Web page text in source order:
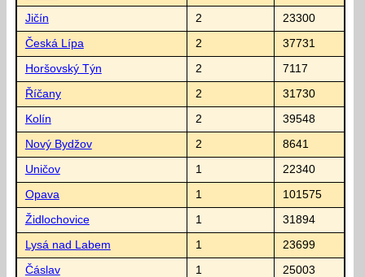
Jičín 2 23300
Česká Lípa 2 37731
Horšovský Týn 2 7117
Říčany 2 31730
Kolín 2 39548
Nový Bydžov 2 8641
Uničov 1 22340
Opava 1 101575
Židlochovice 1 31894
Lysá nad Labem 1 23699
Čáslav 1 25003